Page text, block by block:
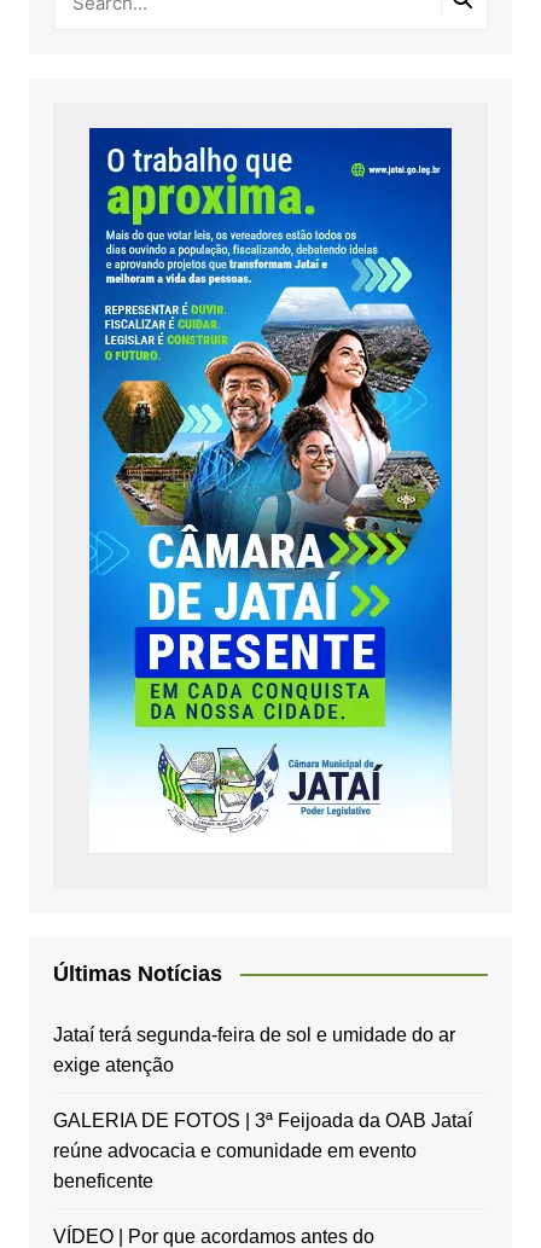
Últimas Notícias
Jataí terá segunda-feira de sol e umidade do ar
exige atenção
GALERIA DE FOTOS | 3ª Feijoada da OAB Jataí
reúne advocacia e comunidade em evento
beneficente
VÍDEO | Por que acordamos antes do